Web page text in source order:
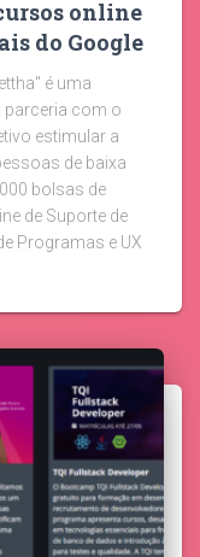
online
do Google
é uma
parceria com o
estimular a
de baixa
bolsas de
de Suporte de
Programas e UX